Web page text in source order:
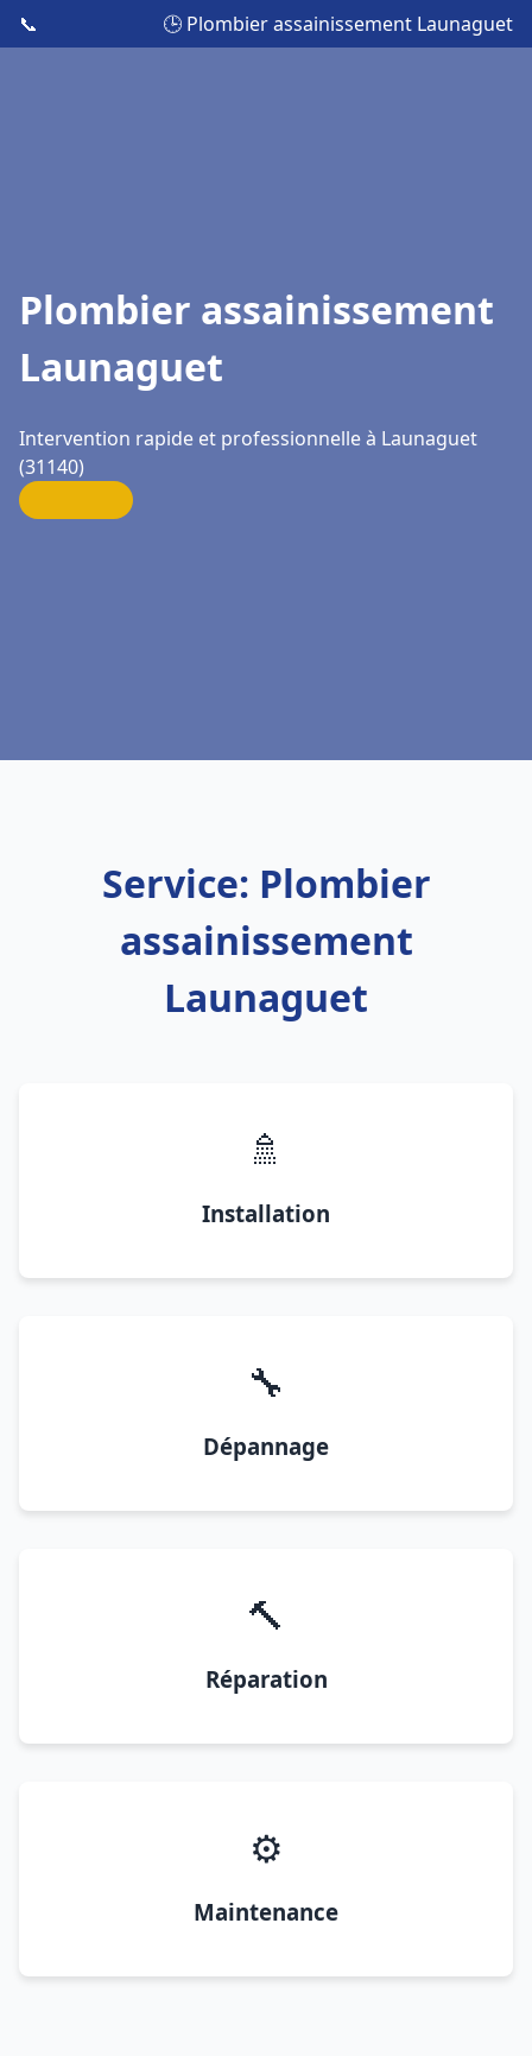
📞 🕒 Plombier assainissement Launaguet
Plombier assainissement
Launaguet
Intervention rapide et professionnelle à Launaguet
(31140)
Service: Plombier
assainissement
Launaguet
🚿
Installation
🔧
Dépannage
🔨
Réparation
⚙️
Maintenance